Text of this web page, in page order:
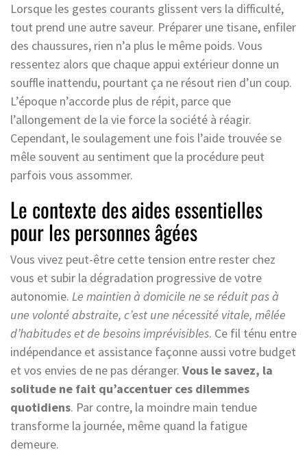
Lorsque les gestes courants glissent vers la difficulté,
tout prend une autre saveur. Préparer une tisane, enfiler
des chaussures, rien n’a plus le même poids. Vous
ressentez alors que chaque appui extérieur donne un
souffle inattendu, pourtant ça ne résout rien d’un coup.
L’époque n’accorde plus de répit, parce que
l’allongement de la vie force la société à réagir.
Cependant, le soulagement une fois l’aide trouvée se
mêle souvent au sentiment que la procédure peut
parfois vous assommer.
Le contexte des aides essentielles
pour les personnes âgées
Vous vivez peut-être cette tension entre rester chez
vous et subir la dégradation progressive de votre
autonomie. Le maintien à domicile ne se réduit pas à
une volonté abstraite, c’est une nécessité vitale, mêlée
d’habitudes et de besoins imprévisibles. Ce fil ténu entre
indépendance et assistance façonne aussi votre budget
et vos envies de ne pas déranger. Vous le savez, la
solitude ne fait qu’accentuer ces dilemmes
quotidiens. Par contre, la moindre main tendue
transforme la journée, même quand la fatigue
demeure.